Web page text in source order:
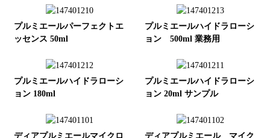
プルミエールパーフェクトエ
ッセンス 50ml
プルミエールハイドラローシ
ョン 500ml 業務用
プルミエールハイドラローシ
ョン 180ml
プルミエールハイドラローシ
ョン 20ml サンプル
ディアプルミエールマイクロ
ディアプルミエール マイク